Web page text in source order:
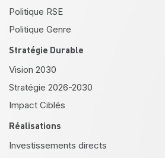
Politique RSE
Politique Genre
Stratégie Durable
Vision 2030
Stratégie 2026-2030
Impact Ciblés
Réalisations
Investissements directs